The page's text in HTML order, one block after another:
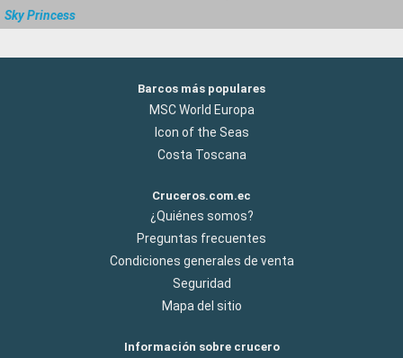
Sky Princess
Barcos más populares
MSC World Europa
Icon of the Seas
Costa Toscana
Cruceros.com.ec
¿Quiénes somos?
Preguntas frecuentes
Condiciones generales de venta
Seguridad
Mapa del sitio
Información sobre crucero